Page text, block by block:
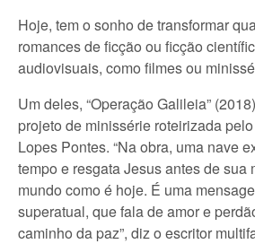
Hoje, tem o sonho de transformar
romances de ficção ou ficção
audiovisuais, como filmes ou
Um deles, “Operação Galileia”
projeto de minissérie roteirizada
Lopes Pontes. “Na obra, uma nave
tempo e resgata Jesus antes de sua
mundo como é hoje. É uma
superatual, que fala de amor e
caminho da paz”, diz o escritor